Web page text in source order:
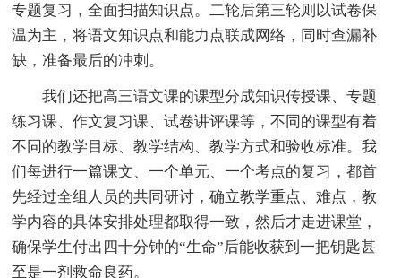
专题复习，全面扫描知识点。二轮后第三轮则以试卷保
温为主，将语文知识点和能力点联成网络，同时查漏补
缺，准备最后的冲刺。
我们还把高三语文课的课型分成知识传授课、专题
练习课、作文复习课、试卷讲评课等，不同的课型有着
不同的教学目标、教学结构、教学方式和验收标准。我
们每进行一篇课文、一个单元、一个考点的复习，都首
先经过全组人员的共同研讨，确立教学重点、难点，教
学内容的具体安排处理都取得一致，然后才走进课堂，
确保学生付出四十分钟的“生命”后能收获到一把钥匙甚
至是一剂救命良药。